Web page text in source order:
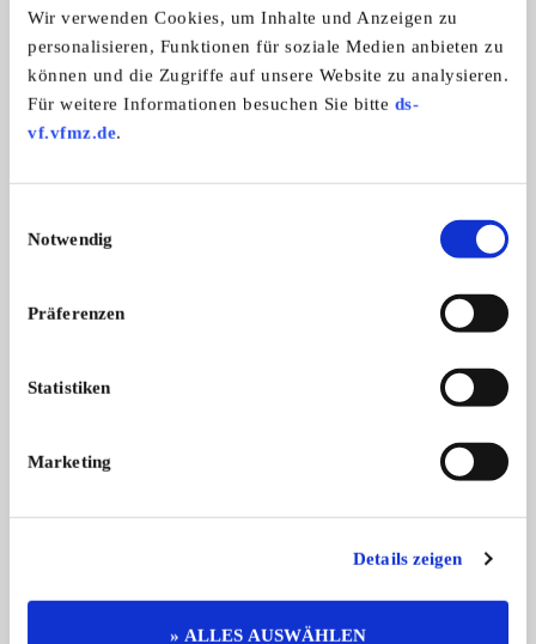
Wir verwenden Cookies, um Inhalte und Anzeigen zu
personalisieren, Funktionen für soziale Medien anbieten zu
können und die Zugriffe auf unsere Website zu analysieren.
Für weitere Informationen besuchen Sie bitte ds-
vf.vfmz.de.
Notwendig
Präferenzen
Statistiken
Marketing
Details zeigen
» ALLES AUSWÄHLEN
& Antrieb
Anbauteile & Zubehör
Ersatzteile/Zubehör>
Kurbelstange f.
Ersatzteile/Zubehör>
Anbauteile & Zubehör